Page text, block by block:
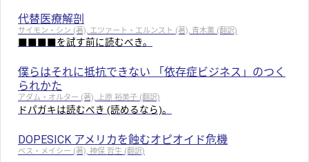
代替医療解剖
サイモン・シン (著), エツァート・エルンスト (著), 青木薫 (翻訳)
■■■■を試す前に読むべき。
僕らはそれに抵抗できない 「依存症ビジネス」のつく
られかた
アダム・オルター (著), 上原 裕美子 (翻訳)
ドパガキは読むべき (読めるなら)。
DOPESICK アメリカを蝕むオピオイド危機
ベス・メイシー (著), 神保 哲生 (翻訳)